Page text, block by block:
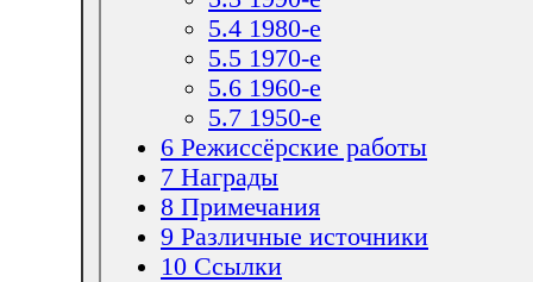
5.4 1980-е
5.5 1970-е
5.6 1960-е
5.7 1950-е
6 Режиссёрские работы
7 Награды
8 Примечания
9 Различные источники
10 Ссылки